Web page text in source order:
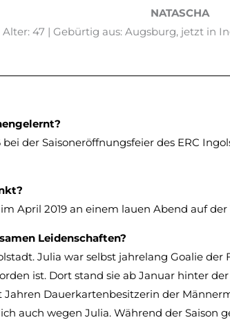
NATASCHA
Alter: 47 | Gebürtig aus: Augsburg, jetzt in
gelernt?
bei der Saisoneröffnungsfeier des ERC
April 2019 an einem lauen Abend auf der
Leidenschaften?
Julia war selbst jahrelang Goalie der
ist. Dort stand sie ab Januar hinter
Jahren Dauerkartenbesitzerin der
auch wegen Julia. Während der Saison